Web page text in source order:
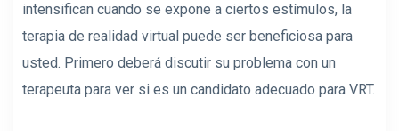
intensifican cuando se expone a ciertos estímulos, la
terapia de realidad virtual puede ser beneficiosa para
usted. Primero deberá discutir su problema con un
terapeuta para ver si es un candidato adecuado para VRT.